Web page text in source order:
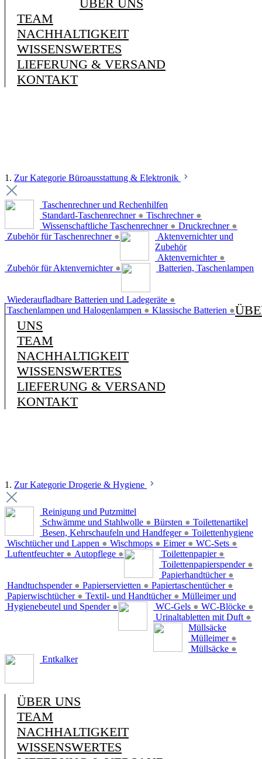
ÜBER UNS
TEAM
NACHHALTIGKEIT
WISSENSWERTES
LIEFERUNG & VERSAND
KONTAKT
1. Zur Kategorie Büroausstattung & Elektronik
Taschenrechner und Rechenhilfen
Standard-Taschenrechner ● Tischrechner ●
Wissenschaftliche Taschenrechner ● Druckrechner ●
Zubehör für Taschenrechner ●
Aktenvernichter und
Zubehör
Aktenvernichter ●
Zubehör für Aktenvernichter ● Batterien, Taschenlampen
Wiederaufladbare Batterien und Ladegeräte ●
Taschenlampen und Halogenlampen ● Klassische Batterien ●
UNS
TEAM
NACHHALTIGKEIT
WISSENSWERTES
LIEFERUNG & VERSAND
KONTAKT
1. Zur Kategorie Drogerie & Hygiene
Reinigung und Putzmittel
Schwämme und Stahlwolle ● Bürsten ●
Besen, Kehrschaufeln und Handfeger ●
Wischtücher und Lappen ● Wischmops ● Eimer ● WC-Sets ●
Luftentfeuchter ● Autopflege ●
Toilettenartikel
Toilettenpapier ●
Toilettenpapierspender ●
Papierhandtücher ●
Handtuchspender ● Papierservietten ● Papiertaschentücher ●
Papierwischtücher ● Textil- und Handtücher ●
Hygienebeutel und Spender ●
Toilettenhygiene
WC-Gels ● WC-Blöcke ●
Urinaltabletten mit Duft ●
Mülleimer und
Müllsäcke
Mülleimer ●
Müllsäcke ●
Entkalker
ÜBER UNS
TEAM
NACHHALTIGKEIT
WISSENSWERTES